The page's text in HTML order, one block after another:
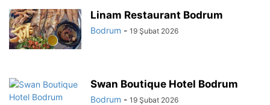
Linam Restaurant Bodrum
Bodrum - 19 Şubat 2026
Swan Boutique Hotel Bodrum
Bodrum - 19 Şubat 2026